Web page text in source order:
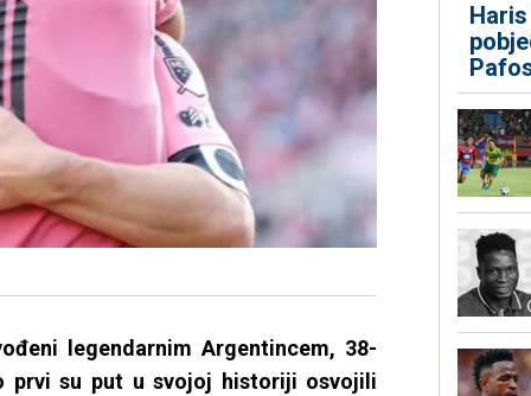
legendarnim Argentincem, 38-
prvi su put u svojoj historiji osvojili